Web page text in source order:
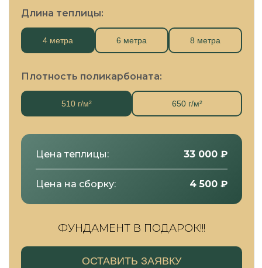
Длина теплицы:
4 метра 6 метра 8 метра
Плотность поликарбоната:
510 г/м² 650 г/м²
Цена теплицы: 33 000 ₽
Цена на сборку: 4 500 ₽
ФУНДАМЕНТ В ПОДАРОК!!!
ОСТАВИТЬ ЗАЯВКУ